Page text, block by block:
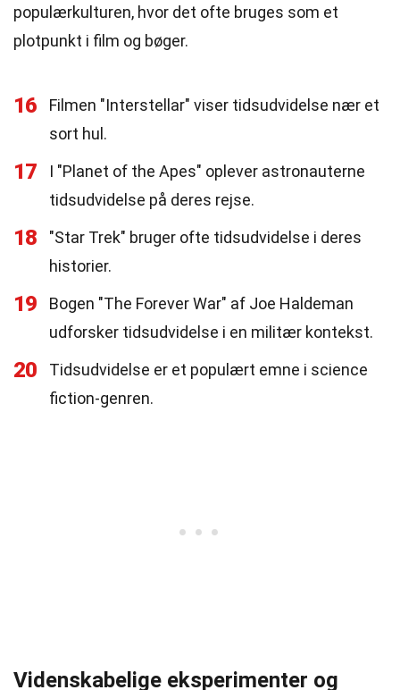
populærkulturen, hvor det ofte bruges som et
plotpunkt i film og bøger.
16
Filmen "Interstellar" viser tidsudvidelse nær et
sort hul.
17
I "Planet of the Apes" oplever astronauterne
tidsudvidelse på deres rejse.
18
"Star Trek" bruger ofte tidsudvidelse i deres
historier.
19
Bogen "The Forever War" af Joe Haldeman
udforsker tidsudvidelse i en militær kontekst.
20
Tidsudvidelse er et populært emne i science
fiction-genren.
Videnskabelige eksperimenter og